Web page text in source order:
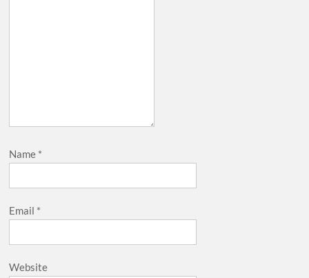
Name *
Email *
Website